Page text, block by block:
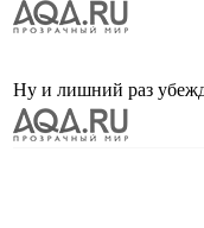
Ну и лишний раз